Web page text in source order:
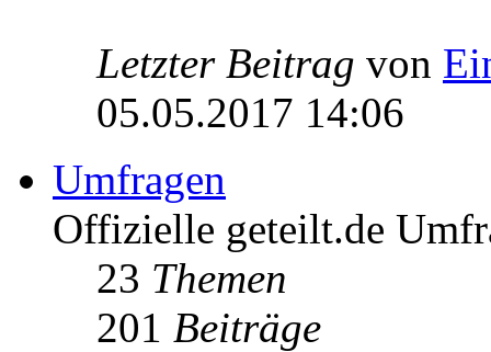
Letzter Beitrag von
05.05.2017 14:06
Umfragen
Offizielle geteilt.de
23 Themen
201 Beiträge